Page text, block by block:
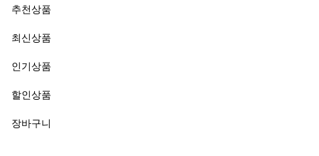
추천상품
최신상품
인기상품
할인상품
장바구니